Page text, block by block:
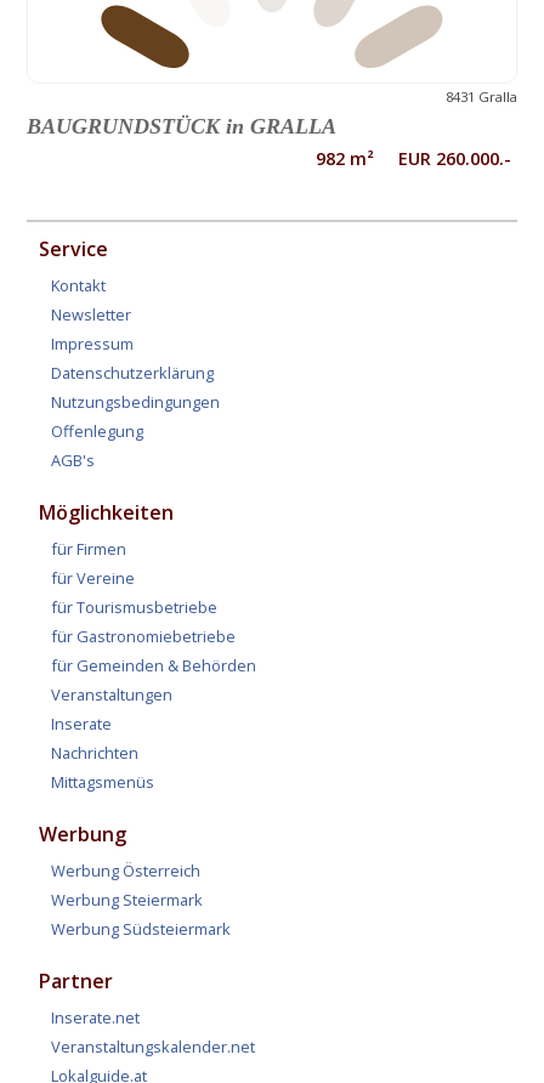
8431 Gralla
BAUGRUNDSTÜCK in GRALLA
982 m² EUR 260.000.-
Service
Kontakt
Newsletter
Impressum
Datenschutzerklärung
Nutzungsbedingungen
Offenlegung
AGB's
Möglichkeiten
für Firmen
für Vereine
für Tourismusbetriebe
für Gastronomiebetriebe
für Gemeinden & Behörden
Veranstaltungen
Inserate
Nachrichten
Mittagsmenüs
Werbung
Werbung Österreich
Werbung Steiermark
Werbung Südsteiermark
Partner
Inserate.net
Veranstaltungskalender.net
Lokalguide.at